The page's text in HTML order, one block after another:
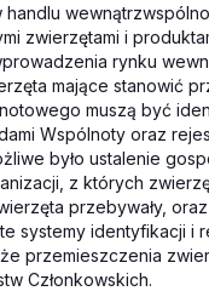
handlu
zwierzętami i
rynku
mające stanowić
muszą być
Wspólnoty oraz
było ustalenie
z których
przebywały,
systemy identyfikacji i
przemieszczenia
Członkowskich.